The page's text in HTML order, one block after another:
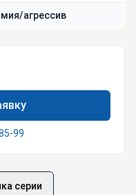
агрессив
99
серии